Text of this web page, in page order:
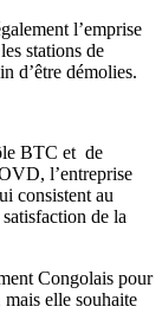
l’emprise
stations de
d’être démolies.
BTC et de
l’entreprise
consistent au
de la
Congolais pour
elle souhaite